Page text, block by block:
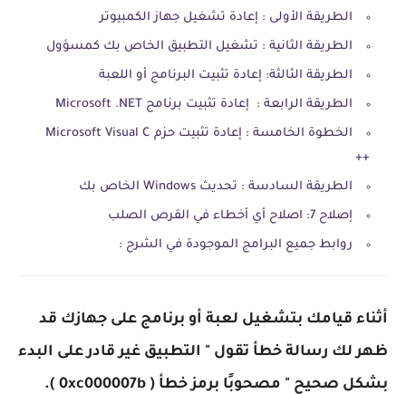
الطريقة الأولى : إعادة تشغيل جهاز الكمبيوتر
الطريقة الثانية : تشغيل التطبيق الخاص بك كمسؤول
الطريقة الثالثة: إعادة تثبيت البرنامج أو اللعبة
الطريقة الرابعة : إعادة تثبيت برنامج Microsoft .NET
الخطوة الخامسة : إعادة تثبيت حزم Microsoft Visual C
++
الطريقة السادسة : تحديث Windows الخاص بك
إصلاح 7: اصلاح أي أخطاء في القرص الصلب
روابط جميع البرامج الموجودة في الشرح :
أثناء قيامك بتشغيل لعبة أو برنامج على جهازك قد
ظهر لك رسالة خطأ تقول " التطبيق غير قادر على البدء
بشكل صحيح " مصحوبًا برمز خطأ ( 0xc000007b ).